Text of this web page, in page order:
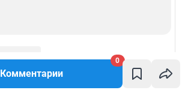
Комментарии
0